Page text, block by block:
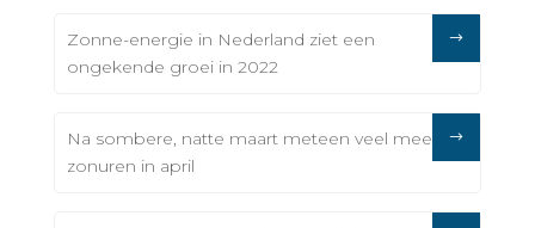
Zonne-energie in Nederland ziet een
ongekende groei in 2022
Na sombere, natte maart meteen veel meer
zonuren in april